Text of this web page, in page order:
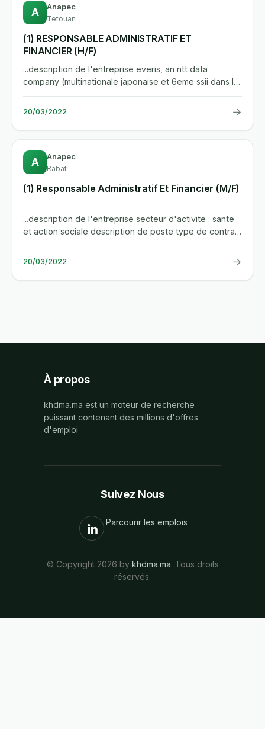
A Anapec
Tetouan
(1) RESPONSABLE ADMINISTRATIF ET
FINANCIER (H/F)
...description de l'entreprise everis, an ntt data
company (multinationale japonaise et 6eme ssii dans le
monde),...
20/03/2022 →
A Anapec
Rabat
(1) Responsable Administratif Et Financier (M/F)
...description de l'entreprise secteur d'activite : sante
et action sociale description de poste type de contrat
:...
20/03/2022 →
À propos
khdma.ma est un moteur de recherche
puissant contenant des millions d'offres
d'emploi
Suivez Nous
Parcourir les emplois
© Copyright 2026 by khdma.ma. Tous droits
réservés.